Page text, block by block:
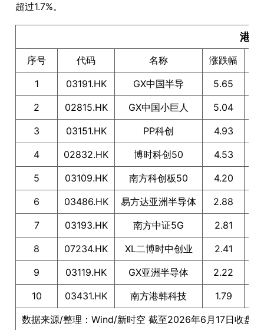
超过1.7%。
港股
序号 代码 名称
涨跌幅
1
03191.HK GX中国半导 5.65
2
02815.HK GX中国小巨人 5.04
3
03151.HK PP科创
4.93
4
02832.HK 博时科创50
4.53
5
03109.HK 南方科创板50
4.20
6
03486.HK 易方达亚洲半导体
2.88
7
03193.HK 南方中证5G
2.81
8
07234.HK XL二博时中创业
2.41
9
03119.HK GX亚洲半导体 2.22
10
03431.HK 南方港韩科技
1.79
数据来源/整理：Wind/新时空 截至2026年6月17日收盘